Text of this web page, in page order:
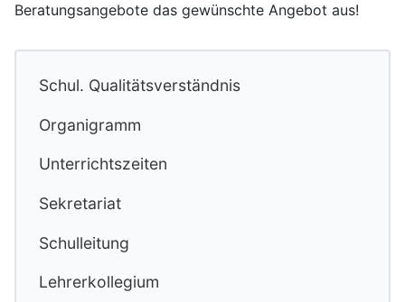
Schul. Qualitätsverständnis
Organigramm
Unterrichtszeiten
Sekretariat
Schulleitung
Lehrerkollegium
Beratungsangebote das gewünschte Angebot aus!